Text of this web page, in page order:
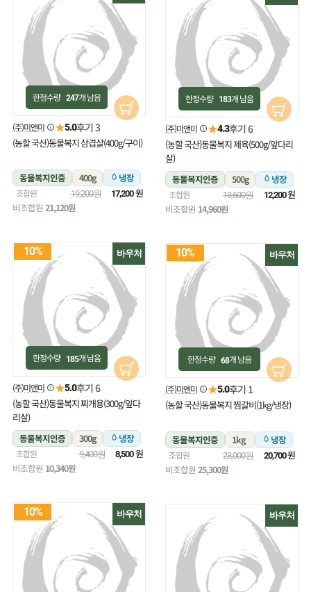
한정수량 247개 남음
(주)미앤미 ★5.0후기 3
(농할 국산)동물복지 삼겹살(400g/구이)
동물복지인증 400g 냉장
조합원 19,200원 17,200원
비조합원 21,120원
한정수량 183개 남음
(주)미앤미 ★4.3후기 6
(농할 국산)동물복지 제육(500g/앞다리
살)
동물복지인증
500g 냉장
조합원 13,600원 12,200원
비조합원 14,960원
바우처
10%
한정수량 185개 남음
(주)미앤미 ★5.0후기 6
(농할 국산)동물복지 찌개용(300g/앞다
리살)
동물복지인증
300g 냉장
조합원 9,400원 8,500원
비조합원 10,340원
바우처
10%
한정수량 68개 남음
(주)미앤미 ★5.0후기 1
(농할 국산)동물복지 찜갈비(1kg/냉장)
동물복지인증 1kg 냉장
조합원 23,000원 20,700원
비조합원 25,300원
바우처
10% 바우처